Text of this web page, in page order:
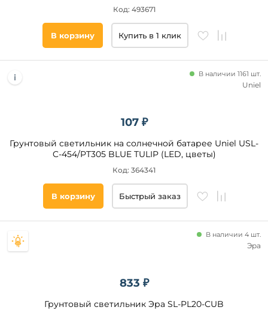
Код: 493671
В корзину Купить в 1 клик
107 ₽
Грунтовый светильник на солнечной батарее Uniel USL-
C-454/PT305 BLUE TULIP (LED, цветы)
В наличии 1161 шт.
Код: 364341
Uniel
В корзину Быстрый заказ
833 ₽
Грунтовый светильник Эра SL-PL20-СUB
В наличии 4 шт.
Эра